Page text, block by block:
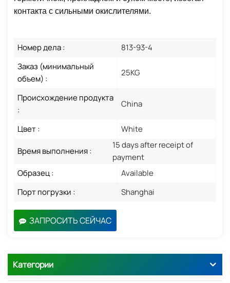
контакта с сильными окислителями.
Номер дела :
813-93-4
Заказ (минимальный
объем) :
25KG
Происхождение продукта
:
China
Цвет : White
Время выполнения :
15 days after receipt of
payment
Образец :
Available
Порт погрузки :
Shanghai
ЗАПРОСИТЬ СЕЙЧАС
Категории